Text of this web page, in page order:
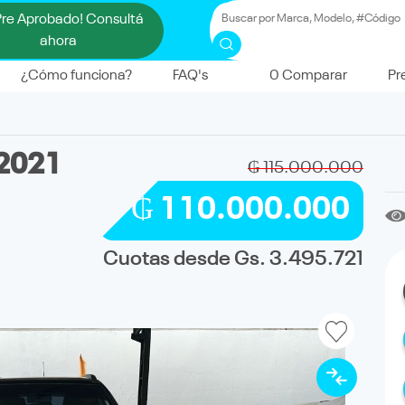
Aprobado! Consultá
ahora
¿Cómo funciona? FAQ's 0 Comparar
₲ 115.000.000
₲ 110.000.000
Cuotas desde Gs. 3.495.721